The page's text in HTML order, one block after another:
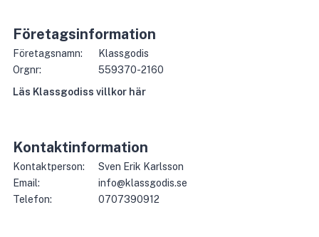
Företagsinformation
Företagsnamn:
Klassgodis
Orgnr:
559370-2160
Läs Klassgodiss villkor här
Kontaktinformation
Kontaktperson:
Sven Erik Karlsson
Email:
info@klassgodis.se
Telefon:
0707390912